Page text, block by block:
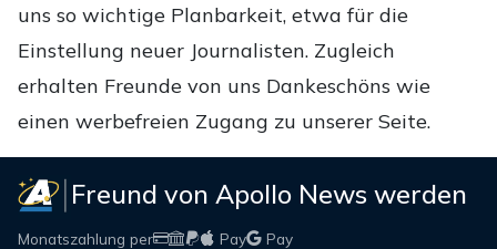
uns so wichtige Planbarkeit, etwa für die
Einstellung neuer Journalisten. Zugleich
erhalten Freunde von uns Dankeschöns wie
einen werbefreien Zugang zu unserer Seite.
Freund von Apollo News werden
Monatszahlung per Pay Pay